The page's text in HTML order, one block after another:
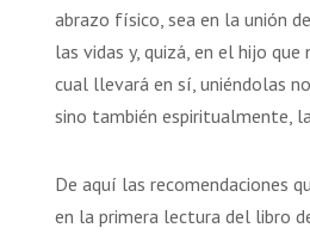
abrazo físico, sea en la unión
las vidas y, quizá, en el hijo que
cual llevará en sí, uniéndolas
sino también espiritualmente,
De aquí las recomendaciones
en la primera lectura del libro